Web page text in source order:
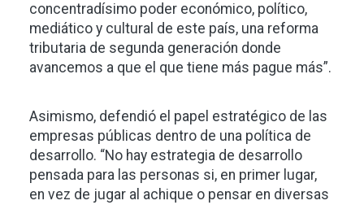
concentradísimo poder económico, político,
mediático y cultural de este país, una reforma
tributaria de segunda generación donde
avancemos a que el que tiene más pague más”.
Asimismo, defendió el papel estratégico de las
empresas públicas dentro de una política de
desarrollo. “No hay estrategia de desarrollo
pensada para las personas si, en primer lugar,
en vez de jugar al achique o pensar en diversas